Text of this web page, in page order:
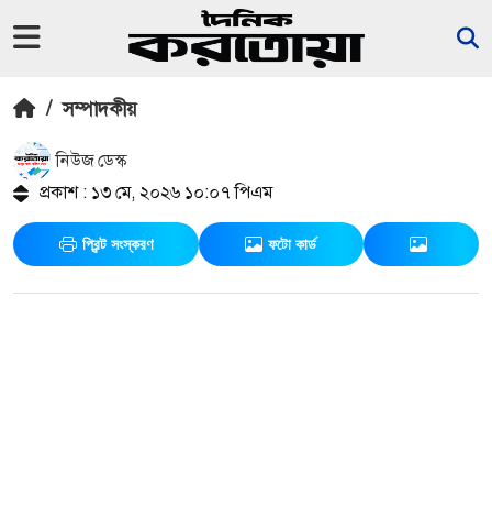
/ সম্পাদকীয়
নিউজ ডেস্ক
প্রকাশ : ১৩ মে, ২০২৬ ১০:০৭ পিএম
প্রিন্ট সংস্করণ ফটো কার্ড